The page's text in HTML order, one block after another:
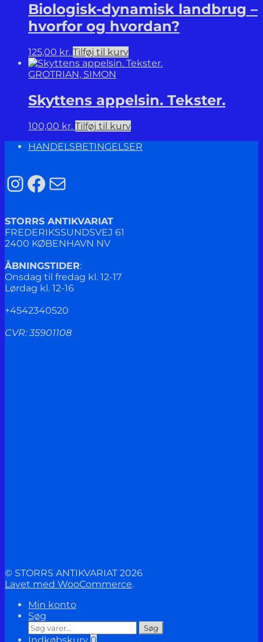
Biologisk-dynamisk landbrug –
hvorfor og hvordan?
125,00 kr. Tilføj til kurv
GROTRIAN, SIMON
Skyttens appelsin. Tekster.
100,00 kr. Tilføj til kurv
HANDELSBETINGELSER
Instagram
Facebook
Mail
STORRS ANTIKVARIAT
FREDERIKSSUNDSVEJ 61
2400 KØBENHAVN NV
ÅBNINGSTIDER:
Onsdag til fredag kl. 12-17
Lørdag kl. 12-16
+4542340520
CVR: 35901108
© STORRS ANTIKVARIAT 2026
Lavet med WooCommerce.
Min konto
Søg
Søg
efter:
Søg